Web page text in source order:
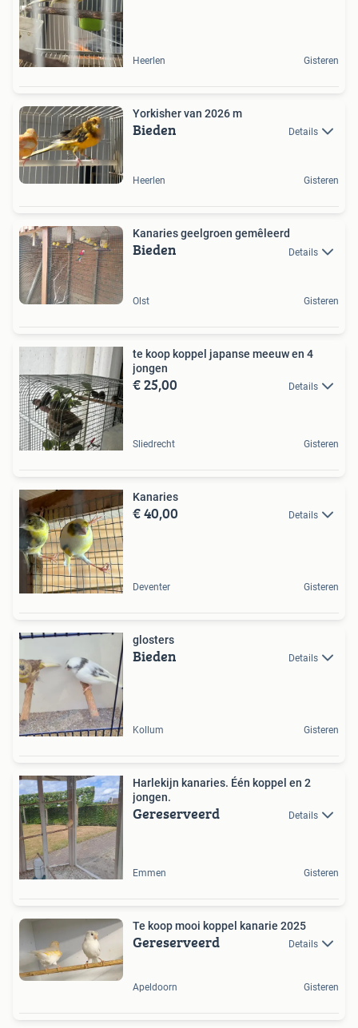
Heerlen Gisteren
Yorkisher van 2026 m
Bieden Details
Heerlen Gisteren
Kanaries geelgroen gemêleerd
Bieden Details
Olst Gisteren
te koop koppel japanse meeuw en 4
jongen
€ 25,00 Details
Sliedrecht Gisteren
Kanaries
€ 40,00 Details
Deventer Gisteren
glosters
Bieden Details
Kollum Gisteren
Harlekijn kanaries. Één koppel en 2
jongen.
Gereserveerd Details
Emmen Gisteren
Te koop mooi koppel kanarie 2025
Gereserveerd Details
Apeldoorn Gisteren